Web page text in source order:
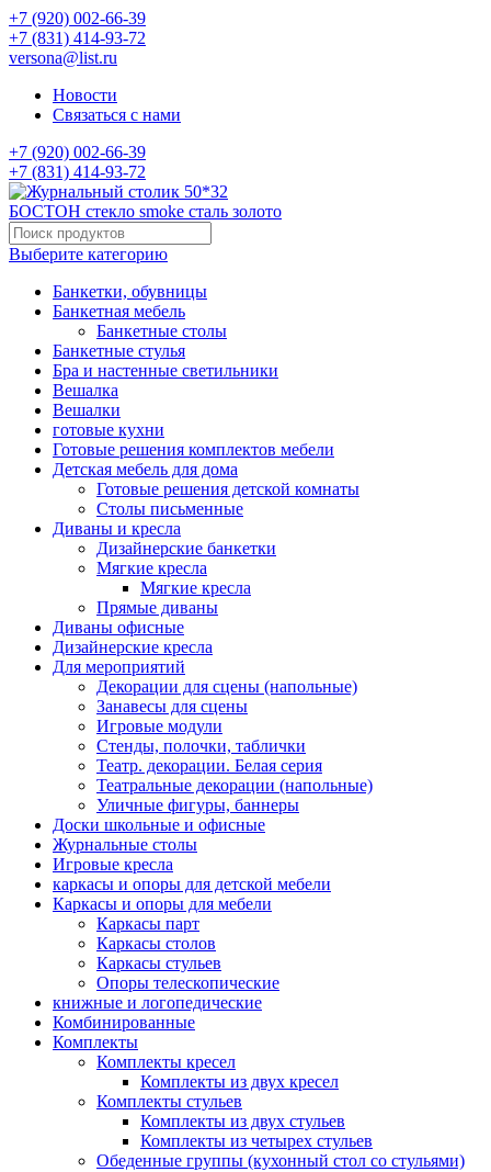
+7 (920) 002-66-39
+7 (831) 414-93-72
versona@list.ru
Новости
Связаться с нами
+7 (920) 002-66-39
+7 (831) 414-93-72
Выберите категорию
Банкетки, обувницы
Банкетная мебель
Банкетные столы
Банкетные стулья
Бра и настенные светильники
Вешалка
Вешалки
готовые кухни
Готовые решения комплектов мебели
Детская мебель для дома
Готовые решения детской комнаты
Столы письменные
Диваны и кресла
Дизайнерские банкетки
Мягкие кресла
Мягкие кресла
Прямые диваны
Диваны офисные
Дизайнерские кресла
Для мероприятий
Декорации для сцены (напольные)
Занавесы для сцены
Игровые модули
Стенды, полочки, таблички
Театр. декорации. Белая серия
Театральные декорации (напольные)
Уличные фигуры, баннеры
Доски школьные и офисные
Журнальные столы
Игровые кресла
каркасы и опоры для детской мебели
Каркасы и опоры для мебели
Каркасы парт
Каркасы столов
Каркасы стульев
Опоры телескопические
книжные и логопедические
Комбинированные
Комплекты
Комплекты кресел
Комплекты из двух кресел
Комплекты стульев
Комплекты из двух стульев
Комплекты из четырех стульев
Обеденные группы (кухонный стол со стульями)